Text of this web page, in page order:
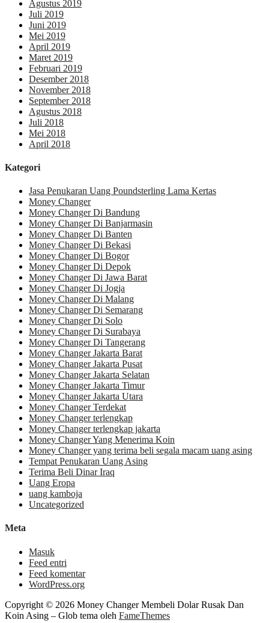
Agustus 2019
Juli 2019
Juni 2019
Mei 2019
April 2019
Maret 2019
Februari 2019
Desember 2018
November 2018
September 2018
Agustus 2018
Juli 2018
Mei 2018
April 2018
Kategori
Jasa Penukaran Uang Poundsterling Lama Kertas
Money Changer
Money Changer Di Bandung
Money Changer Di Banjarmasin
Money Changer Di Banten
Money Changer Di Bekasi
Money Changer Di Bogor
Money Changer Di Depok
Money Changer Di Jawa Barat
Money Changer Di Jogja
Money Changer Di Malang
Money Changer Di Semarang
Money Changer Di Solo
Money Changer Di Surabaya
Money Changer Di Tangerang
Money Changer Jakarta Barat
Money Changer Jakarta Pusat
Money Changer Jakarta Selatan
Money Changer Jakarta Timur
Money Changer Jakarta Utara
Money Changer Terdekat
Money Changer terlengkap
Money Changer terlengkap jakarta
Money Changer Yang Menerima Koin
Money Changer yang terima beli segala macam uang asing
Tempat Penukaran Uang Asing
Terima Beli Dinar Iraq
Uang Eropa
uang kamboja
Uncategorized
Meta
Masuk
Feed entri
Feed komentar
WordPress.org
Copyright © 2026 Money Changer Membeli Dolar Rusak Dan
Koin Asing – Glob tema oleh FameThemes